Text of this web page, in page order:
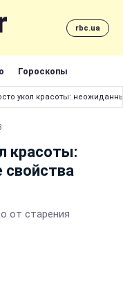
rbc.ua
Гороскопы
укол красоты:
красоты:
от старения